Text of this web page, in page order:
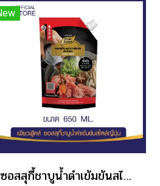
ซอสสุกี้ชาบูน้ำดำเข้มข้นสไตล์ญี่ปุ่น 650 ML.